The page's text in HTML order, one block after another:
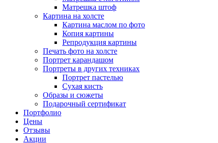
Матрешка штоф
Картина на холсте
Картина маслом по фото
Копия картины
Репродукция картины
Печать фото на холсте
Портрет карандашом
Портреты в других техниках
Портрет пастелью
Сухая кисть
Образы и сюжеты
Подарочный сертификат
Портфолио
Цены
Отзывы
Акции